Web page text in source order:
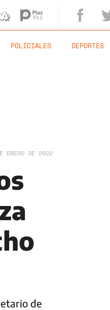
POLICIALES DEPORTES
ENERO DE 2022
de